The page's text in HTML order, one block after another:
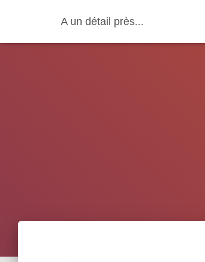
A un détail près...